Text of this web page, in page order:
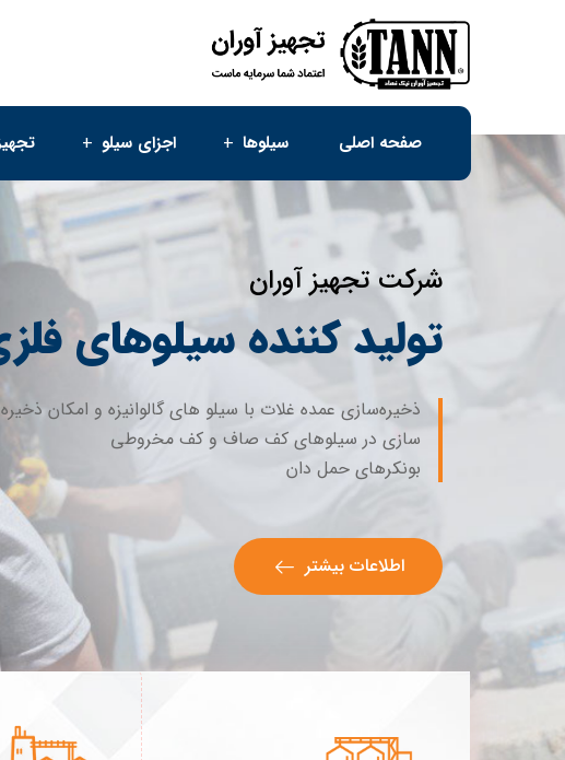
صفحه اصلی سیلوها اجزای سیلو
شرکت تجهیز آوران
تولید کننده سیلوهای
ذخیره‌سازی عمده غلات با سیلو های گالوانیزه و امکان ذخیره‌
سازی در سیلوهای کف صاف و کف مخروطی
بونکرهای حمل دان
اطلاعات بیشتر